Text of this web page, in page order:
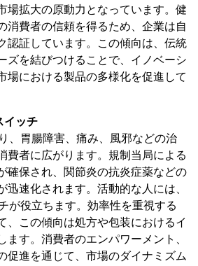
場拡大の原動力となっています。健
消費者の信頼を得るため、企業は自
認証しています。この傾向は、伝統
ズを結びつけることで、イノベーシ
場における製品の多様化を促進して
イッチ
、胃腸障害、痛み、風邪などの治
費者に広がります。規制当局による
確保され、関節炎の抗炎症薬などの
迅速化されます。活動的な人には、
が役立ちます。効率性を重視する
、この傾向は処方や包装におけるイ
ます。消費者のエンパワーメント、
促進を通じて、市場のダイナミズム